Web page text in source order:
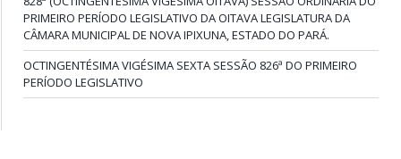
PRIMEIRO PERÍODO LEGISLATIVO DA OITAVA LEGISLATURA DA
CÂMARA MUNICIPAL DE NOVA IPIXUNA, ESTADO DO PARÁ.
OCTINGENTÉSIMA VIGÉSIMA SEXTA SESSÃO 826ª DO PRIMEIRO
PERÍODO LEGISLATIVO